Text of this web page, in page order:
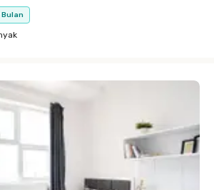
Bulan